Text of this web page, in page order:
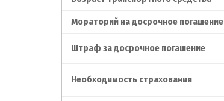
Мораторий на досрочное погашение
Штраф за досрочное погашение
Необходимость страхования